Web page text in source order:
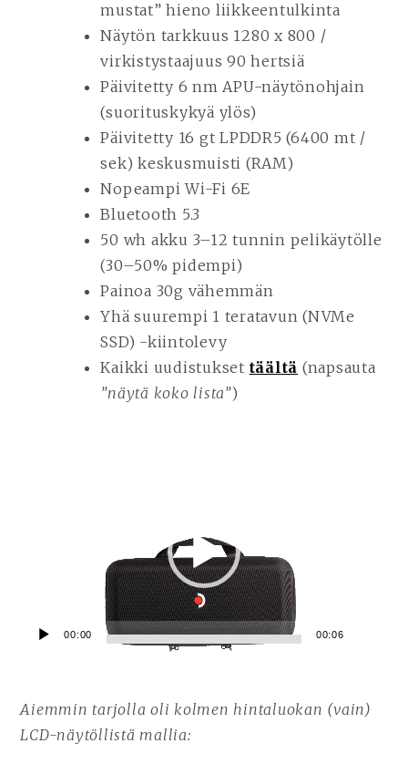
mustat” hieno liikkeentulkinta
Näytön tarkkuus 1280 x 800 /
virkistystaajuus 90 hertsiä
Päivitetty 6 nm APU-näytönohjain
(suorituskykyä ylös)
Päivitetty 16 gt LPDDR5 (6400 mt /
sek) keskusmuisti (RAM)
Nopeampi Wi-Fi 6E
Bluetooth 5.3
50 wh akku 3–12 tunnin pelikäytölle
(30–50% pidempi)
Painoa 30g vähemmän
Yhä suurempi 1 teratavun (NVMe
SSD) -kiintolevy
Kaikki uudistukset täältä (napsauta
”näytä koko lista”)
00:00 00:06
Aiemmin tarjolla oli kolmen hintaluokan (vain)
LCD-näytöllistä mallia: